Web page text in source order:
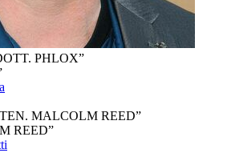
PHLOX”
TEN. MALCOLM REED”
REED”